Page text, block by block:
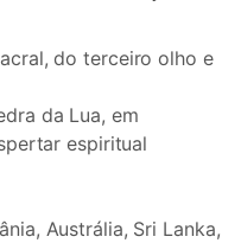
do terceiro olho e
da Lua, em
espiritual
Austrália, Sri Lanka,